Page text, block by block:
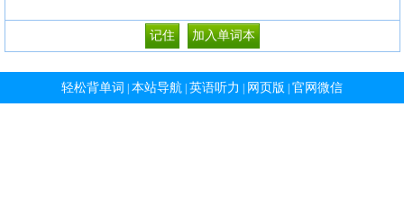
轻松背单词 本站导航 英语听力 网页版 官网微信